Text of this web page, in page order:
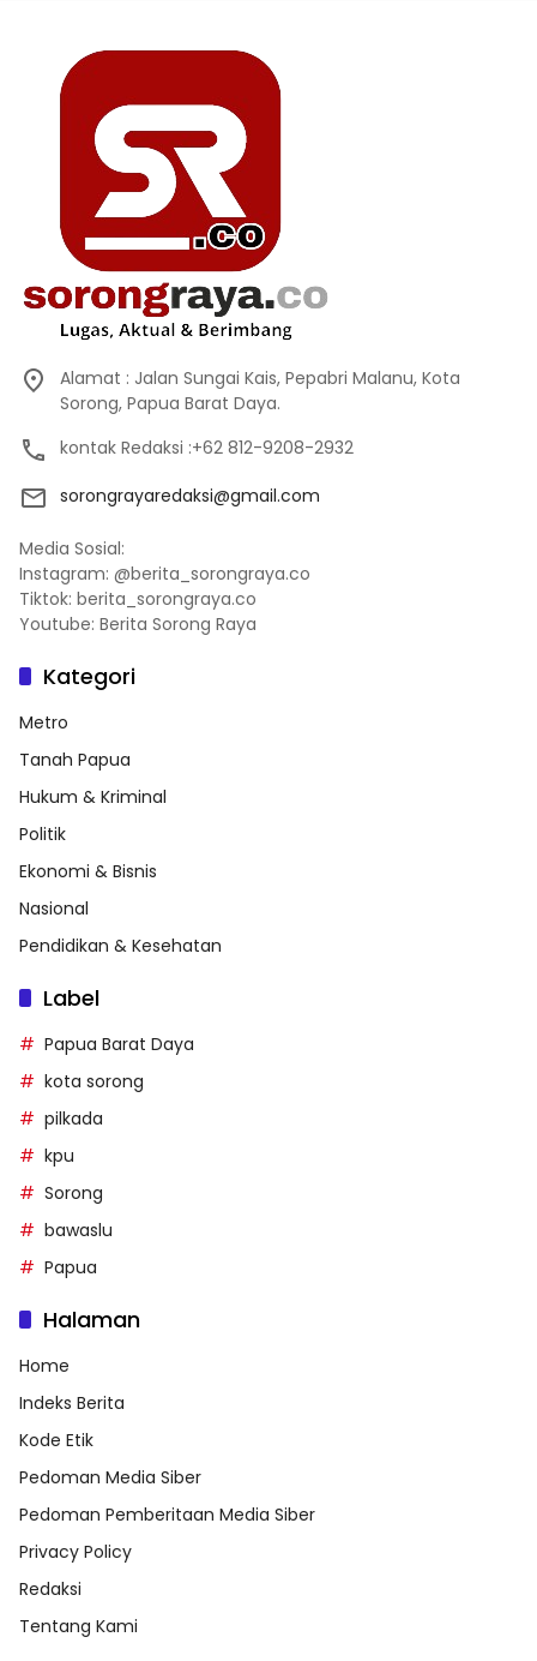
Alamat : Jalan Sungai Kais, Pepabri Malanu, Kota
Sorong, Papua Barat Daya.
kontak Redaksi :+62 812-9208-2932
sorongrayaredaksi@gmail.com
Media Sosial:
Instagram: @berita_sorongraya.co
Tiktok: berita_sorongraya.co
Youtube: Berita Sorong Raya
Kategori
Metro
Tanah Papua
Hukum & Kriminal
Politik
Ekonomi & Bisnis
Nasional
Pendidikan & Kesehatan
Label
Papua Barat Daya
kota sorong
pilkada
kpu
Sorong
bawaslu
Papua
Halaman
Home
Indeks Berita
Kode Etik
Pedoman Media Siber
Pedoman Pemberitaan Media Siber
Privacy Policy
Redaksi
Tentang Kami